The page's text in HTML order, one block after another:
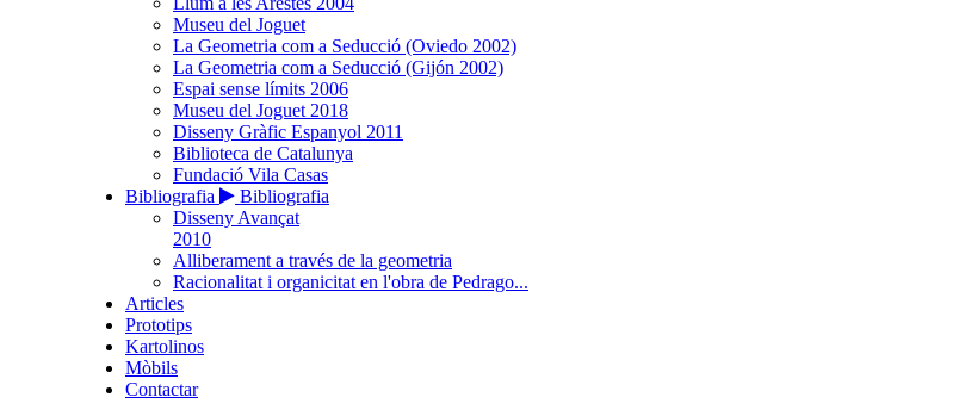
Museu del Joguet
La Geometria com a Seducció (Oviedo 2002)
La Geometria com a Seducció (Gijón 2002)
Espai sense límits 2006
Museu del Joguet 2018
Disseny Gràfic Espanyol 2011
Biblioteca de Catalunya
Fundació Vila Casas
Bibliografia
Bibliografia
Disseny Avançat
2010
Alliberament a través de la geometria
Racionalitat i organicitat en l'obra de Pedrago...
Articles
Prototips
Kartolinos
Mòbils
Contactar